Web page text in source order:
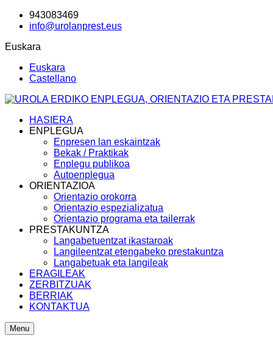
943083469
info@urolanprest.eus
Euskara
Euskara
Castellano
HASIERA
ENPLEGUA
Enpresen lan eskaintzak
Bekak / Praktikak
Enplegu publikoa
Autoenplegua
ORIENTAZIOA
Orientazio orokorra
Orientazio espezializatua
Orientazio programa eta tailerrak
PRESTAKUNTZA
Langabetuentzat ikastaroak
Langileentzat etengabeko prestakuntza
Langabetuak eta langileak
ERAGILEAK
ZERBITZUAK
BERRIAK
KONTAKTUA
Menu